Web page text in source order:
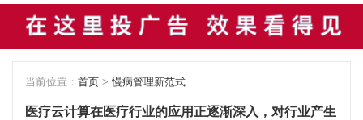
当前位置： 首页 > 慢病管理新范式
医疗云计算在医疗行业的应用正逐渐深入，对行业产生